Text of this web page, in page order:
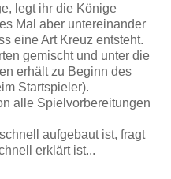
legt ihr die Könige
Mal aber untereinander
eine Art Kreuz entsteht.
gemischt und unter die
erhält zu Beginn des
Startspieler).
alle Spielvorbereitungen
aufgebaut ist, fragt
erklärt ist...